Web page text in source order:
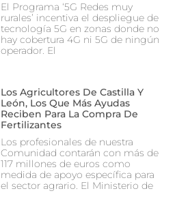
El Programa ‘5G Redes muy
rurales’ incentiva el despliegue de
tecnología 5G en zonas donde no
hay cobertura 4G ni 5G de ningún
operador. El
Los Agricultores De Castilla Y
León, Los Que Más Ayudas
Reciben Para La Compra De
Fertilizantes
Los profesionales de nuestra
Comunidad contarán con más de
117 millones de euros como
medida de apoyo específica para
el sector agrario. El Ministerio de